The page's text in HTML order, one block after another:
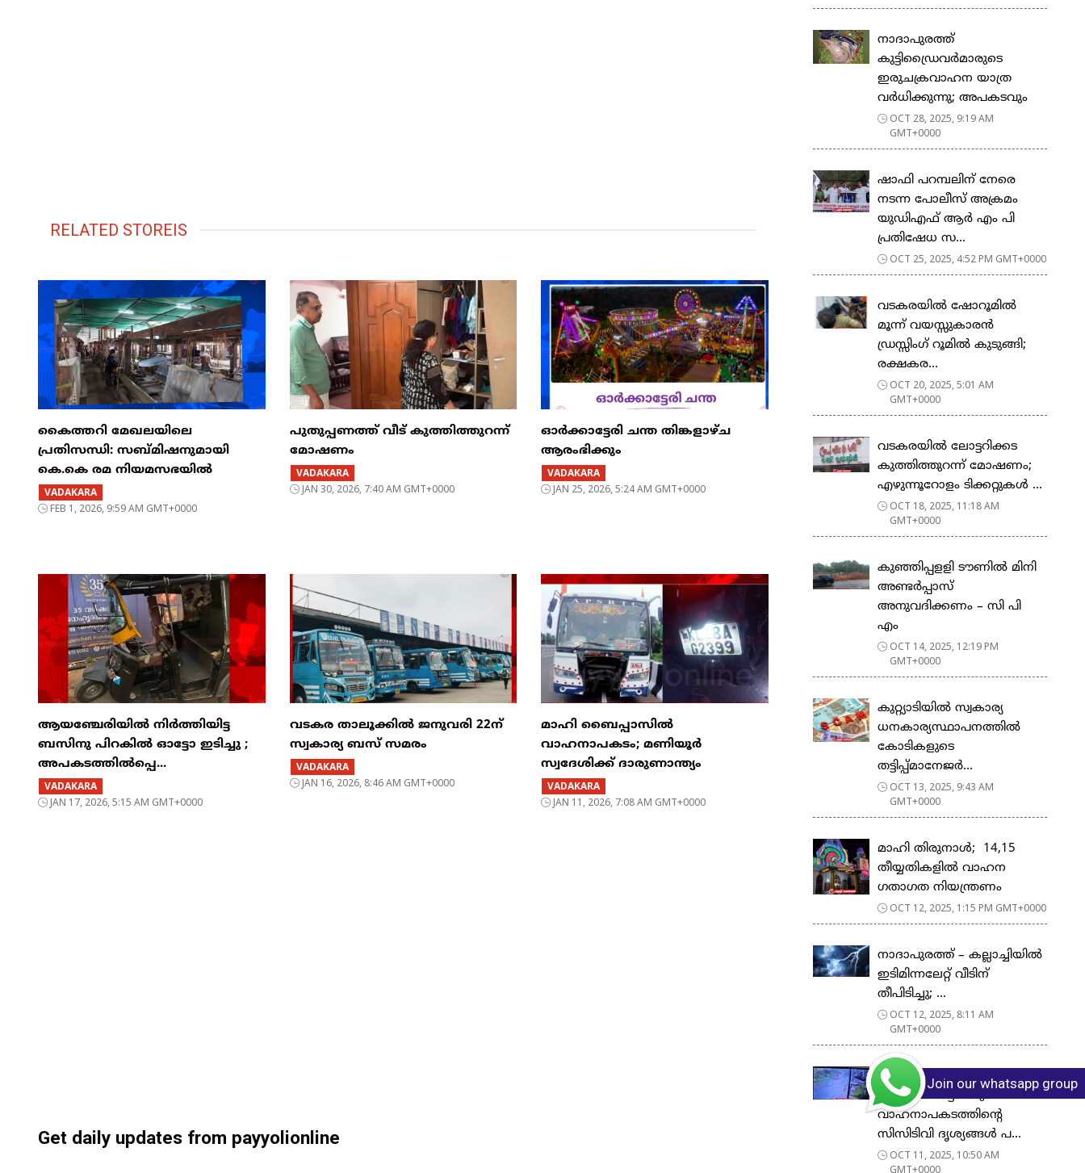
RELATED STOREIS
​കൈത്തറി മേഖലയിലെ
പ്രതിസന്ധി: സബ്മിഷനുമായി
കെ.കെ രമ നിയമസഭയിൽ
VADAKARA
FEB 1, 2026, 9:59 AM GMT+0000
പുതുപ്പണത്ത് വീട് കുത്തിത്തുറന്ന്
മോഷണം
VADAKARA
JAN 30, 2026, 7:40 AM GMT+0000
ഓർക്കാട്ടേരി ചന്ത തിങ്കളാഴ്ച
ആരംഭിക്കും
VADAKARA
JAN 25, 2026, 5:24 AM GMT+0000
ആയഞ്ചേരിയിൽ നിർത്തിയിട്ട
ബസിനു പിറകിൽ ഓട്ടോ ഇടിച്ചു ;
അപകടത്തിൽപ്പെ...
VADAKARA
JAN 17, 2026, 5:15 AM GMT+0000
വടകര താലൂക്കിൽ ജനുവരി 22ന്
സ്വകാര്യ ബസ് സമരം
VADAKARA
JAN 16, 2026, 8:46 AM GMT+0000
മാഹി ബൈപ്പാസിൽ
വാഹനാപകടം; മണിയൂർ
സ്വദേശിക്ക് ദാരുണാന്ത്യം
VADAKARA
JAN 11, 2026, 7:08 AM GMT+0000
Get daily updates from payyolionline
നാദാപുരത്ത്
കുട്ടിഡ്രൈവർമാരുടെ
ഇരുചക്രവാഹന യാത്ര
വർധിക്കുന്നു; അപകടവും
OCT 28, 2025, 9:19 AM
GMT+0000
ഷാഫി പറമ്പലിന് നേരെ
നടന്ന പോലീസ് അക്രമം
യുഡിഎഫ് ആർ എം പി
പ്രതിഷേധ സ...
OCT 25, 2025, 4:52 PM GMT+0000
വടകരയിൽ ഷോറൂമിൽ
മൂന്ന് വയസ്സുകാരൻ
ഡ്രസ്സിംഗ് റൂമിൽ കുടുങ്ങി;
രക്ഷകര...
OCT 20, 2025, 5:01 AM
GMT+0000
വടകരയിൽ ലോട്ടറിക്കട
കുത്തിത്തുറന്ന് മോഷണം;
എഴുന്നൂറോളം ടിക്കറ്റുകൾ ...
OCT 18, 2025, 11:18 AM
GMT+0000
കുഞ്ഞിപ്പളളി ടൗണിൽ മിനി
അണ്ടർപ്പാസ്
അനുവദിക്കണം – സി പി
എം
OCT 14, 2025, 12:19 PM
GMT+0000
കുറ്റ്യാടിയിൽ സ്വകാര്യ
ധനകാര്യസ്ഥാപനത്തിൽ
കോടികളുടെ
തട്ടിപ്പ്മാനേജർ...
OCT 13, 2025, 9:43 AM
GMT+0000
മാഹി തിരുനാൾ; 14,15
തീയ്യതികളിൽ വാഹന
ഗതാഗത നിയന്ത്രണം
OCT 12, 2025, 1:15 PM GMT+0000
നാദാപുരത്ത് – കല്ലാച്ചിയിൽ
ഇടിമിന്നലേറ്റ് വീടിന്
തീപിടിച്ചു; ...
OCT 12, 2025, 8:11 AM
GMT+0000
തലശ്ശേരി
ഹുസ്സൻമൊട്ടയിലുണ്ടായ
വാഹനാപകടത്തിന്റെ
സിസിടിവി ദൃശ്യങ്ങൾ പ...
OCT 11, 2025, 10:50 AM
GMT+0000
Join our whatsapp group